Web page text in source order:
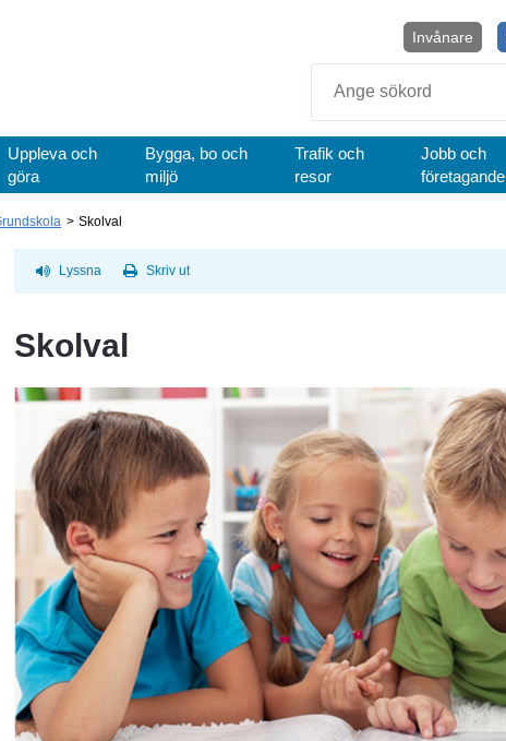
Invånare
Uppleva och
göra
Bygga, bo och
miljö
Trafik och
resor
Jobb och
företagande
Skolval
Lyssna Skriv ut
Skolval